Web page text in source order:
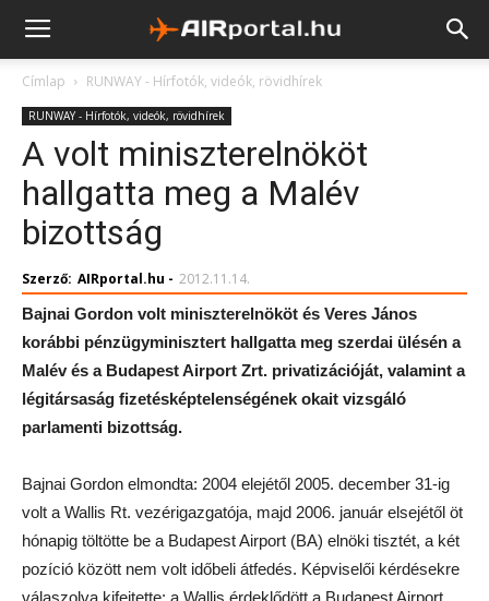
Címlap RUNWAY - Hírfotók, videók, rövidhírek
RUNWAY - Hírfotók, videók, rövidhírek
A volt miniszterelnököt
hallgatta meg a Malév
bizottság
Szerző: AIRportal.hu - 2012.11.14.
Bajnai Gordon volt miniszterelnököt és Veres János
korábbi pénzügyminisztert hallgatta meg szerdai ülésén a
Malév és a Budapest Airport Zrt. privatizációját, valamint a
légitársaság fizetésképtelenségének okait vizsgáló
parlamenti bizottság.
Bajnai Gordon elmondta: 2004 elejétől 2005. december 31-ig
volt a Wallis Rt. vezérigazgatója, majd 2006. január elsejétől öt
hónapig töltötte be a Budapest Airport (BA) elnöki tisztét, a két
pozíció között nem volt időbeli átfedés. Képviselői kérdésekre
válaszolva kifejtette: a Wallis érdeklődött a Budapest Airport